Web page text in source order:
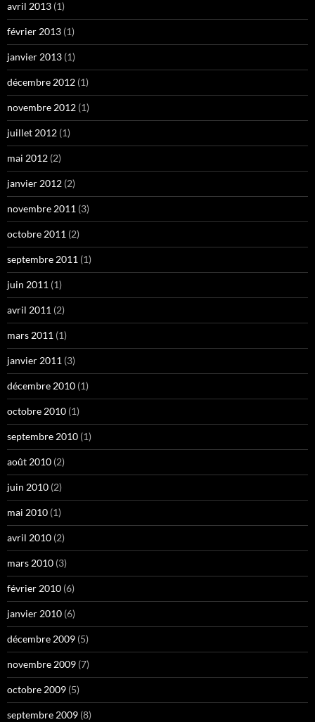
avril 2013 (1)
février 2013 (1)
janvier 2013 (1)
décembre 2012 (1)
novembre 2012 (1)
juillet 2012 (1)
mai 2012 (2)
janvier 2012 (2)
novembre 2011 (3)
octobre 2011 (2)
septembre 2011 (1)
juin 2011 (1)
avril 2011 (2)
mars 2011 (1)
janvier 2011 (3)
décembre 2010 (1)
octobre 2010 (1)
septembre 2010 (1)
août 2010 (2)
juin 2010 (2)
mai 2010 (1)
avril 2010 (2)
mars 2010 (3)
février 2010 (6)
janvier 2010 (6)
décembre 2009 (5)
novembre 2009 (7)
octobre 2009 (5)
septembre 2009 (8)